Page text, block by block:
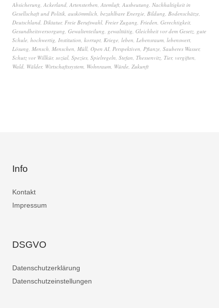
Absicherung, Ackerland, Artensterben, Atemluft, Ausbeutung. Nachhaltigkeit in
Gesellschaft und Politik, auskömmlich, bezahlbare Energie, Bildung, Bodenschätze,
Deutschland, Diktatur, Freie Berufswahl, Freier Zugang, Frieden, Gerechtigkeit,
Gesundheitsversorgung, Gewaltenteilung, gewalttätig, Gleichheit vor dem Gesetz, gute
Schule, hochwertig, Institution, korrupt, Kriege, leben, Lebensraum, lebenswert,
Lösung, Mensch, Menschen, Müll, Open AI, Perspektiven, Pflanze, Sauberes Wasser,
Schutz vor Willkür, sozial, Spezies, Spielregeln, Stefan, Thessenvitz, Tier, vergiften,
Wald, Wälder, Wirtschaftssystem, Wohnraum, Würde, Zukunft
Info
Kontakt
Impressum
DSGVO
Datenschutzerklärung
Datenschutzeinstellungen